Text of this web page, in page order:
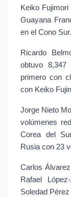
Keiko
Guayana
en el Cono Sur.
Ricardo
obtuvo
primero con
con Keiko
Jorge Nieto
volúmenes
Corea del
Rusia con 23
Carlos
Rafael
Soledad